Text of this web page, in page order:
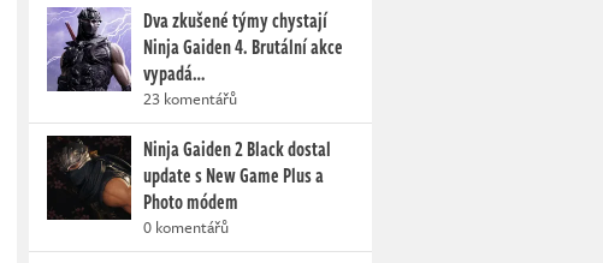
Dva zkušené týmy chystají
Ninja Gaiden 4. Brutální akce
vypadá…
23 komentářů
Ninja Gaiden 2 Black dostal
update s New Game Plus a
Photo módem
0 komentářů